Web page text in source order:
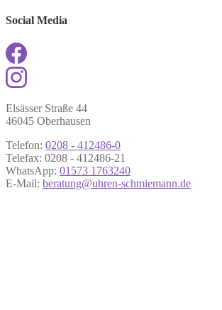
Social Media
Elsässer Straße 44
46045 Oberhausen
Telefon: 0208 - 412486-0
Telefax: 0208 - 412486-21
WhatsApp: 01573 1763240
E-Mail: beratung@uhren-schmiemann.de